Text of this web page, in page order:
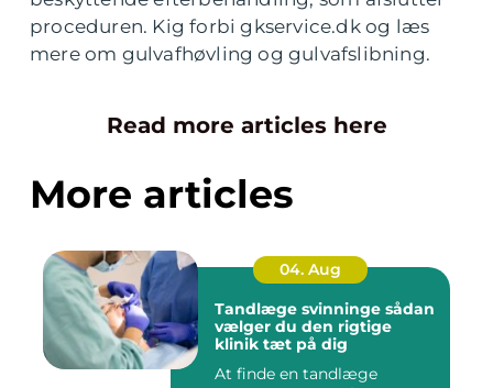
proceduren. Kig forbi gkservice.dk og læs
mere om gulvafhøvling og gulvafslibning.
Read more articles here
More articles
04. Aug
Tandlæge svinninge sådan
vælger du den rigtige
klinik tæt på dig
At finde en tandlæge